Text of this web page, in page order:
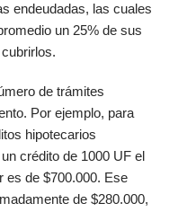
endeudadas, las cuales
un 25% de sus
de trámites
Por ejemplo, para
hipotecarios
crédito de 1000 UF el
es de $700.000. Ese
de $280.000,